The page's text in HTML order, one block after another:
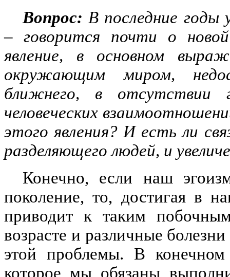
Вопрос: В последние годы
– говорится почти о
явление, в основном
окружающим миром,
ближнего, в отсутствии
человеческих
этого явления? И есть ли
разделяющего людей, и
Конечно, если наш
поколение, то, достигая в
приводит к таким
возрасте и различные
этой проблемы. В конечном
которое мы обязаны